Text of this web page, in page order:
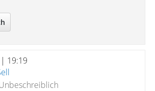
| 19:19